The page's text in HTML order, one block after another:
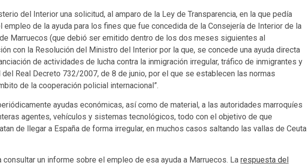
del Interior una solicitud, al amparo de la Ley de Transparencia, en la que pedía
de la ayuda para los fines que fue concedida de la Consejería de Interior de la
de Marruecos (que debió ser emitido dentro de los dos meses siguientes al
con la Resolución del Ministro del Interior por la que, se concede una ayuda directa
de actividades de lucha contra la inmigración irregular, tráfico de inmigrantes y
Real Decreto 732/2007, de 8 de junio, por el que se establecen las normas
de la cooperación policial internacional”.
ayudas económicas, así como de material, a las autoridades marroquíes
agentes, vehículos y sistemas tecnológicos, todo con el objetivo de que
de llegar a España de forma irregular, en muchos casos saltando las vallas de Ceuta
un informe sobre el empleo de esa ayuda a Marruecos. La respuesta del